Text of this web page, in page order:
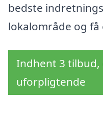
bedste
lokalområde og
Indhent 3 tilbud,
uforpligtende